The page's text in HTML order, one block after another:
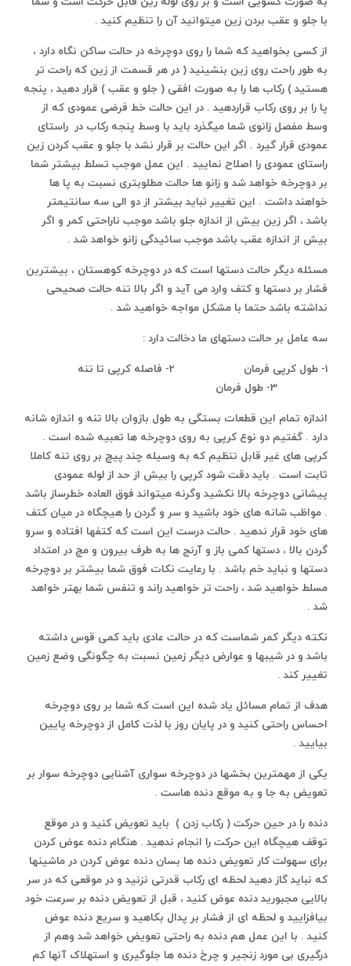
با جلو و عقب بردن زین میتوانید آن را تنظیم کنید .
از کسی بخواهید که شما را روی دوچرخه در حالت ساکن نگاه دارد ،
به طور راحت روی زین بنشینید ( در هر قسمت از زین که راحت تر
هستید ) رکاب ها را به صورت افقی ( جلو و عقب ) قرار دهید ، پنجه
پا را بر روی رکاب قراردهید . در این حالت خط فرضی عمودی که از
وسط مفصل زانوی شما میگذرد باید با وسط پنجه رکاب در راستای
عمودی قرار گیرد . اگر این حالت بر قرار نشد با جلو و عقب کردن زین
راستای عمودی را اصلاح نمایید . این عمل موجب تسلط بیشتر شما
بر دوچرخه خواهد شد و زانو ها حالت مطلوبتری نسبت به پا ها
خواهند داشت . این تغییر نباید بیشتر از دو الی سه سانتیمتر
باشد ، اگر زین بیش از اندازه جلو باشد موجب ناراحتی کمر و اگر
بیش از اندازه عقب باشد موجب سائیدگی زانو خواهد شد .
مسئله دیگر حالت دستها است که در دوچرخه کوهستان ، بیشترین
فشار بر دستها و کتف وارد می آید و اگر بالا تنه حالت صحیحی
نداشته باشد حتما با مشکل مواجه خواهید شد .
سه عامل بر حالت دستهای ما دخالت دارد :
1- طول کرپی فرمان 2- فاصله کرپی تا تنه
اندازه تمام این قطعات بستگی به طول بازوان بالا تنه و اندازه شانه
دارد . گفتیم دو نوع کرپی به روی دوچرخه ها تعبیه شده است .
کرپی های غیر قابل تنظیم که به وسیله چند پیچ بر روی تنه کاملا
ثابت است . باید دقت شود کرپی را بیش از حد از لوله عمودی
پیشانی دوچرخه بالا نکشید وگرنه میتواند فوق العاده خطرساز باشد
. مواظب شانه های خود باشید و سر و گردن را هیچگاه در میان کتف
های خود قرار ندهید . حالت درست این است که کتفها افتاده و سرو
گردن بالا ، دستها کمی باز و آرنج ها به طرف بیرون و مچ در امتداد
دستها و نباید خم باشد . با رعایت نکات فوق شما بیشتر بر دوچرخه
مسلط خواهید شد ، راحت تر خواهید راند و تنفس شما بهتر خواهد
شد .
نکته دیگر کمر شماست که در حالت عادی باید کمی قوس داشته
باشد و در شیبها و عوارض دیگر زمین نسبت به چگونگی وضع زمین
تغییر کند .
هدف از تمام مسائل یاد شده این است که شما بر روی دوچرخه
احساس راحتی کنید و در پایان روز با لذت کامل از دوچرخه پایین
بیایید .
یکی از مهمترین بخشها در دوچرخه سواری آشنایی دوچرخه سوار بر
تعویض به جا و به موقع دنده هاست .
دنده را در حین حرکت ( رکاب زدن ) باید تعویض کنید و در موقع
توقف هیچگاه این حرکت را انجام ندهید . هنگام دنده عوض کردن
برای سهولت کار تعویض دنده ها بسان دنده عوض کردن در ماشینها
که نباید گاز دهید لحظه ای رکاب قدرتی نزنید و در موقعی که در سر
بالایی مجبورید دنده عوض کنید ، قبل از تعویض دنده بر سرعت خود
بیافزایید و لحظه ای از فشار بر پدال بکاهید و سریع دنده عوض
کنید . با این عمل هم دنده به راحتی تعویض خواهد شد وهم از
درگیری بی مورد زنجیر و چرخ دنده ها جلوگیری و استهلاک آنها کم